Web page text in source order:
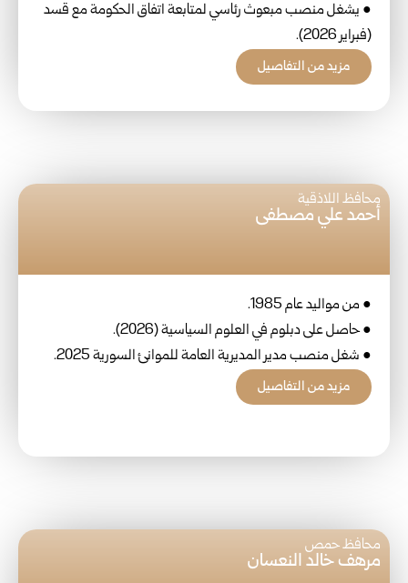
● يشغل منصب مبعوث رئاسي لمتابعة اتفاق الحكومة مع قسد
(فبراير 2026).
مزيد من التفاصيل
محافظ اللاذقية
أحمد علي مصطفى
● من مواليد عام 1985.
● حاصل على دبلوم في العلوم السياسية (2026).
● شغل منصب مدير المديرية العامة للموانئ السورية 2025.
مزيد من التفاصيل
محافظ حمص
مرهف خالد النعسان